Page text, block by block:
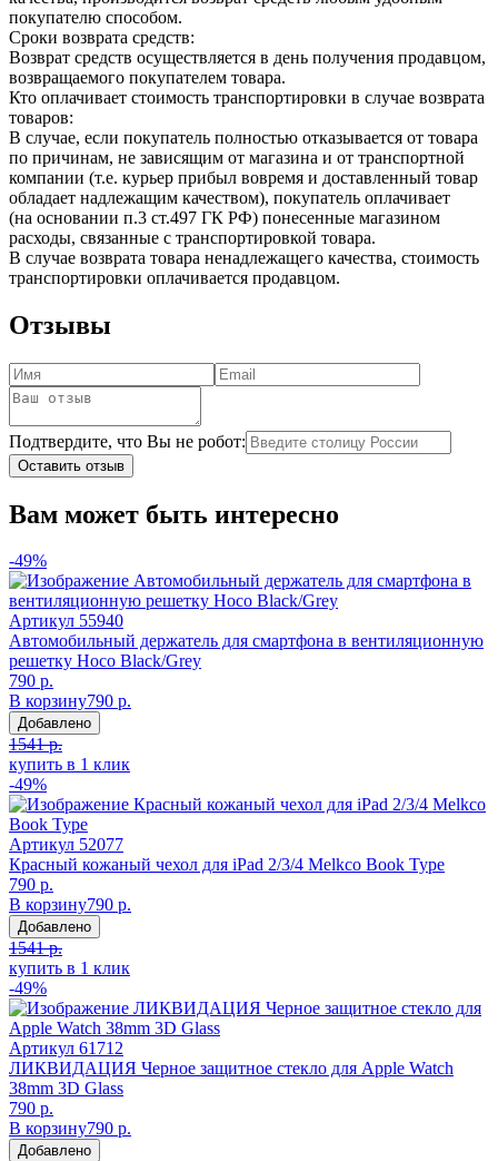
покупателю способом.
Сроки возврата средств:
Возврат средств осуществляется в день получения продавцом,
возвращаемого покупателем товара.
Кто оплачивает стоимость транспортировки в случае возврата
товаров:
В случае, если покупатель полностью отказывается от товара
по причинам, не зависящим от магазина и от транспортной
компании (т.е. курьер прибыл вовремя и доставленный товар
обладает надлежащим качеством), покупатель оплачивает
(на основании п.3 ст.497 ГК РФ) понесенные магазином
расходы, связанные с транспортировкой товара.
В случае возврата товара ненадлежащего качества, стоимость
транспортировки оплачивается продавцом.
Отзывы
Подтвердите, что Вы не робот:
Оставить отзыв
Вам может быть интересно
-49%
Артикул 55940
Автомобильный держатель для смартфона в вентиляционную
решетку Hoco Black/Grey
790 р.
В корзину790 р.
Добавлено
1541 р.
купить в 1 клик
-49%
Артикул 52077
Красный кожаный чехол для iPad 2/3/4 Melkco Book Type
790 р.
В корзину790 р.
Добавлено
1541 р.
купить в 1 клик
-49%
Артикул 61712
ЛИКВИДАЦИЯ Черное защитное стекло для Apple Watch
38mm 3D Glass
790 р.
В корзину790 р.
Добавлено